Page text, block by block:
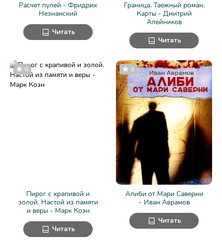
Расчет пулей - Фридрих
Незнанский
Читать
Граница. Таежный роман.
Карты - Дмитрий
Алейников
Читать
Пирог с крапивой и
золой. Настой из памяти
и веры - Марк Коэн
0
Читать
Алиби от Мари Саверни
- Иван Аврамов
0
Читать